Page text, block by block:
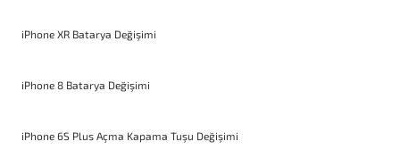
iPhone XR Batarya Değişimi
iPhone 8 Batarya Değişimi
iPhone 6S Plus Açma Kapama Tuşu Değişimi